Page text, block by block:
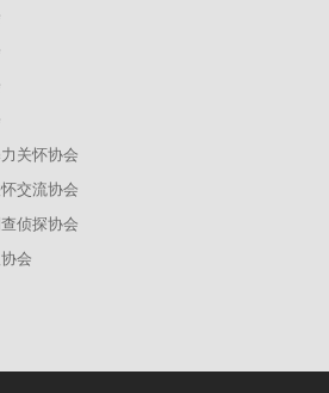
关怀协会
交流协会
侦探协会
会